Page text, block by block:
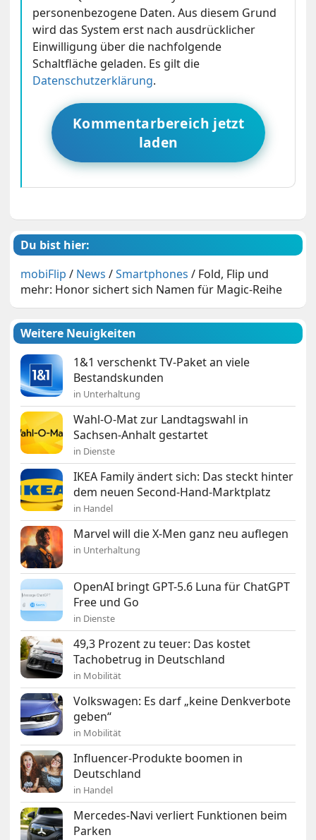
personenbezogene Daten. Aus diesem Grund
wird das System erst nach ausdrücklicher
Einwilligung über die nachfolgende
Schaltfläche geladen. Es gilt die
Datenschutzerklärung.
Kommentarbereich jetzt
laden
Du bist hier:
mobiFlip / News /Smartphones / Fold, Flip und
mehr: Honor sichert sich Namen für Magic-Reihe
Weitere Neuigkeiten
1&1 verschenkt TV-Paket an viele
Bestandskunden
in Unterhaltung
Wahl-O-Mat zur Landtagswahl in
Sachsen-Anhalt gestartet
in Dienste
IKEA Family ändert sich: Das steckt hinter
dem neuen Second-Hand-Marktplatz
in Handel
Marvel will die X-Men ganz neu auflegen
in Unterhaltung
OpenAI bringt GPT-5.6 Luna für ChatGPT
Free und Go
in Dienste
49,3 Prozent zu teuer: Das kostet
Tachobetrug in Deutschland
in Mobilität
Volkswagen: Es darf „keine Denkverbote
geben“
in Mobilität
Influencer-Produkte boomen in
Deutschland
in Handel
Mercedes-Navi verliert Funktionen beim
Parken